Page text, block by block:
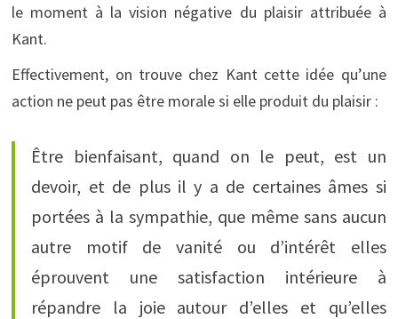
le moment à la vision négative du plaisir attribuée à
Kant.
Effectivement, on trouve chez Kant cette idée qu’une
action ne peut pas être morale si elle produit du plaisir :
Être bienfaisant, quand on le peut, est un
devoir, et de plus il y a de certaines âmes si
portées à la sympathie, que même sans aucun
autre motif de vanité ou d’intérêt elles
éprouvent une satisfaction intérieure à
répandre la joie autour d’elles et qu’elles